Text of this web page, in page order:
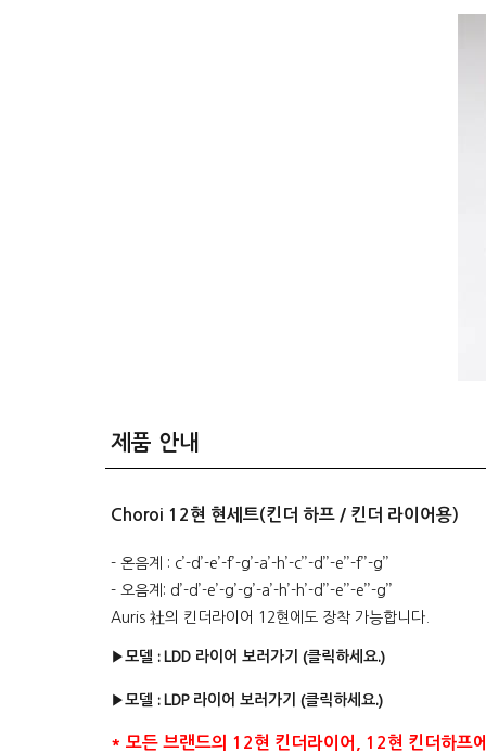
제품 안내
Choroi 12현 현세트(킨더 하프 / 킨더 라이어용)
- 온음계 : c’-d’-e’-f’-g’-a’-h’-c’’-d’’-e’’-f’’-g’’
- 오음계: d’-d’-e’-g’-g’-a’-h’-h’-d’’-e’’-e’’-g’’
Auris 社의 킨더라이어 12현에도 장착 가능합니다.
▶모델 : LDD 라이어 보러가기 (클릭하세요.)
▶모델 : LDP 라이어 보러가기 (클릭하세요.)
* 모든 브랜드의 12현 킨더라이어, 12현 킨더하프